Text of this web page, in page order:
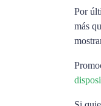
Por
más